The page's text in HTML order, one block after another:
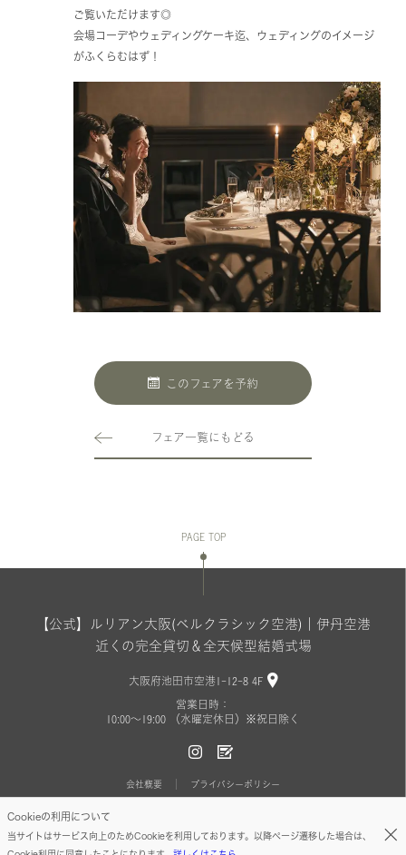
ご覧いただけます◎
会場コーデやウェディングケーキ迄、ウェディングのイメージ
がふくらむはず！
このフェアを予約
フェア一覧にもどる
Cookieの利用について
当サイトはサービス向上のためCookieを利用しております。以降ページ遷移した場合は、
PAGE TOP
【公式】ルリアン大阪(ベルクラシック空港)｜伊丹空港
近くの完全貸切＆全天候型結婚式場
大阪府池田市空港1-12-8 4F
営業日時：
10:00〜19:00 （水曜定休日）※祝日除く
会社概要 プライバシーポリシー